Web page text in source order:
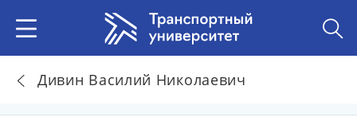
Дивин Василий Николаевич